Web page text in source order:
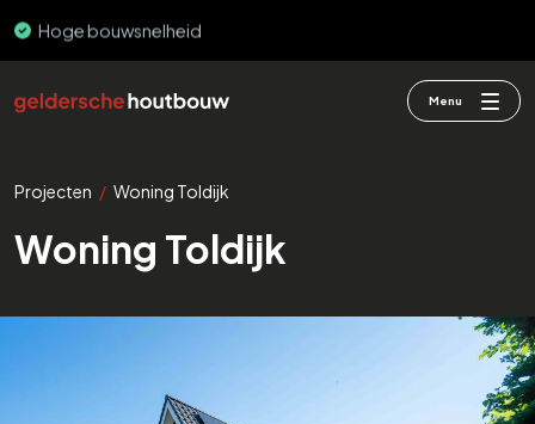
Hoge bouwsnelheid
Menu
Projecten / Woning Toldijk
Woning Toldijk